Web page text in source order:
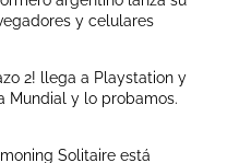
y celulares
2! llega a Playstation y
Mundial y lo probamos.
Solitaire está